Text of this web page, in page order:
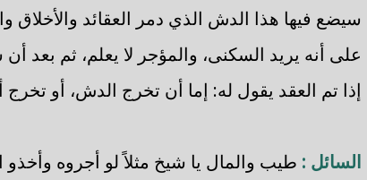
سيضع فيها هذا الدش الذي دمر العقائد والأخلاق
على أنه يريد السكنى، والمؤجر لا يعلم، ثم
إذا تم العقد يقول له: إما أن تخرج الدش، أو
السائل : طيب والمال يا شيخ مثلاً لو أجروه وأخذو